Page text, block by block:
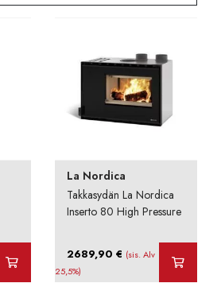
La Nordica
Takkasydän La Nordica
Inserto 80 High Pressure
2689,90€ (sis. Alv
25,5%)